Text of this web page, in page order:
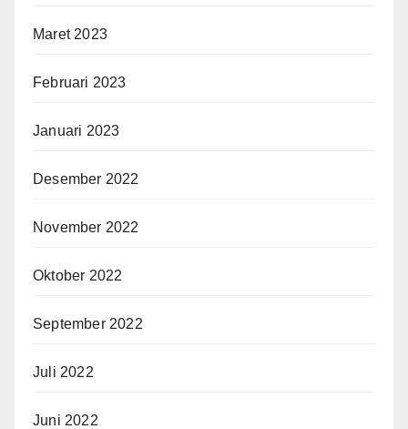
Maret 2023
Februari 2023
Januari 2023
Desember 2022
November 2022
Oktober 2022
September 2022
Juli 2022
Juni 2022